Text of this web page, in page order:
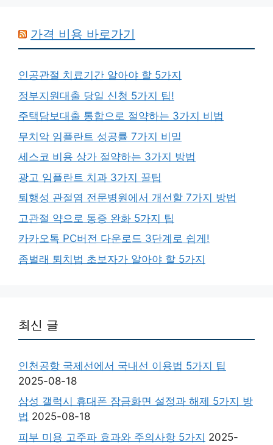
가격 비용 바로가기
인공관절 치료기간 알아야 할 5가지
정부지원대출 당일 신청 5가지 팁!
주택담보대출 통합으로 절약하는 3가지 비법
무치악 임플란트 성공률 7가지 비밀
세스코 비용 상가 절약하는 3가지 방법
광고 임플란트 치과 3가지 꿀팁
퇴행성 관절염 전문병원에서 개선할 7가지 방법
고관절 약으로 통증 완화 5가지 팁
카카오톡 PC버전 다운로드 3단계로 쉽게!
좀벌래 퇴치법 초보자가 알아야 할 5가지
최신 글
인천공항 국제선에서 국내선 이용법 5가지 팁
2025-08-18
삼성 갤럭시 휴대폰 잠금화면 설정과 해제 5가지 방
법 2025-08-18
피부 미용 고주파 효과와 주의사항 5가지 2025-